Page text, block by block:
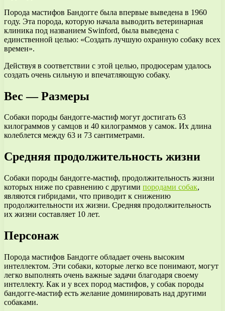
Порода мастифов Бандогге была впервые выведена в 1960
году. Эта порода, которую начала выводить ветеринарная
клиника под названием Swinford, была выведена с
единственной целью: «Создать лучшую охранную собаку всех
времен».
Действуя в соответствии с этой целью, продюсерам удалось
создать очень сильную и впечатляющую собаку.
Вес — Размеры
Собаки породы бандогге-мастиф могут достигать 63
килограммов у самцов и 40 килограммов у самок. Их длина
колеблется между 63 и 73 сантиметрами.
Средняя продолжительность жизни
Собаки породы бандогге-мастиф, продолжительность жизни
которых ниже по сравнению с другими породами собак,
являются гибридами, что приводит к снижению
продолжительности их жизни. Средняя продолжительность
их жизни составляет 10 лет.
Персонаж
Порода мастифов Бандогге обладает очень высоким
интеллектом. Эти собаки, которые легко все понимают, могут
легко выполнять очень важные задачи благодаря своему
интеллекту. Как и у всех пород мастифов, у собак породы
бандогге-мастиф есть желание доминировать над другими
собаками.